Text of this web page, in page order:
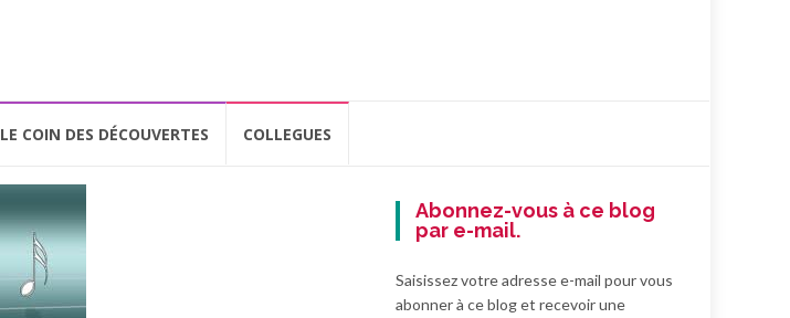
LE COIN DES DÉCOUVERTES COLLEGUES
Abonnez-vous à ce blog
par e-mail.
Saisissez votre adresse e-mail pour vous
abonner à ce blog et recevoir une